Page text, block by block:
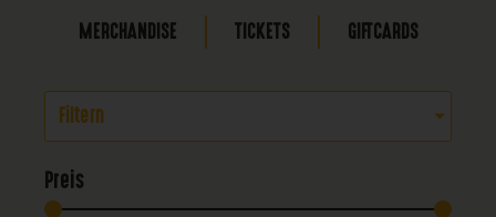
MERCHANDISE TICKETS GIFTCARDS
Filtern
Preis